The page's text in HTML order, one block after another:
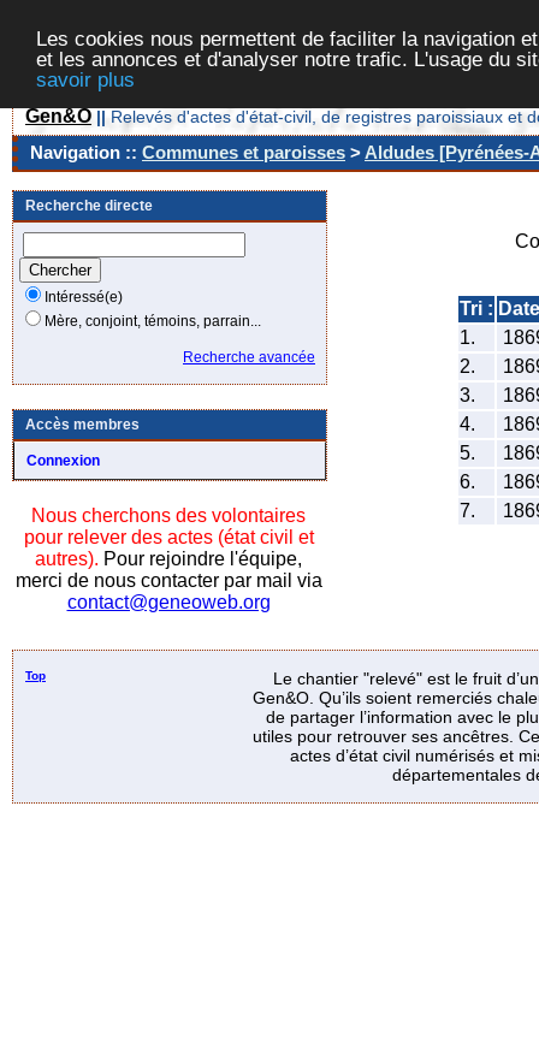
Les cookies nous permettent de faciliter la navigation
et les annonces et d'analyser notre trafic. L'usage du
savoir plus
Gen&O || Relevés d'actes d'état-civil, de registres paroissiaux et
Navigation :: Communes et paroisses >Aldudes [Pyrénées-
Recherche directe
Intéressé(e)
Mère, conjoint, témoins, parrain...
Recherche avancée
Accès membres
Connexion
Nous cherchons des volontaires
pour relever des actes (état civil et
autres). Pour rejoindre l'équipe,
merci de nous contacter par mail via
contact@geneoweb.org
Tri :
1.
2.
3.
4.
5.
6.
7.
Top
Le chantier "relevé" est le fruit
Gen&O. Qu’ils soient remerciés
de partager l’information avec le
utiles pour retrouver ses ancêtres.
actes d’état civil numérisés et
départementales